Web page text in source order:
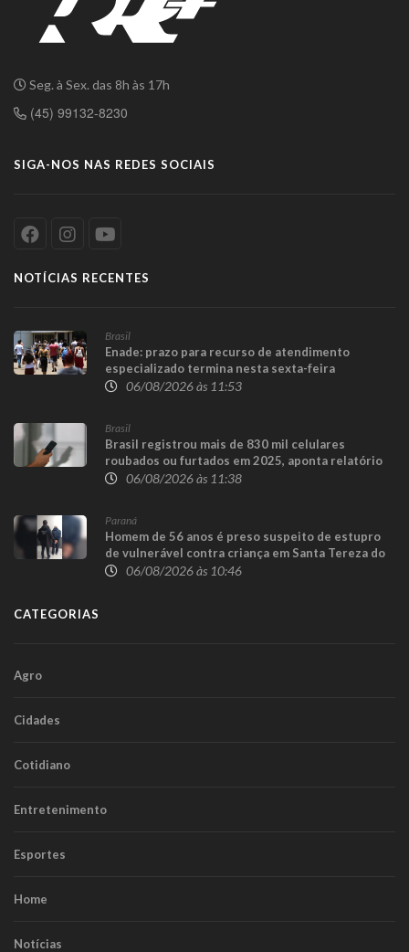
Seg. à Sex. das 8h às 17h
(45) 99132-8230
SIGA-NOS NAS REDES SOCIAIS
NOTÍCIAS RECENTES
Brasil
Enade: prazo para recurso de atendimento
especializado termina nesta sexta-feira
06/08/2026 às 11:53
Brasil
Brasil registrou mais de 830 mil celulares
roubados ou furtados em 2025, aponta relatório
06/08/2026 às 11:38
Paraná
Homem de 56 anos é preso suspeito de estupro
de vulnerável contra criança em Santa Tereza do
Oeste06/08/2026 às 10:46
CATEGORIAS
Agro
Cidades
Cotidiano
Entretenimento
Esportes
Home
Notícias